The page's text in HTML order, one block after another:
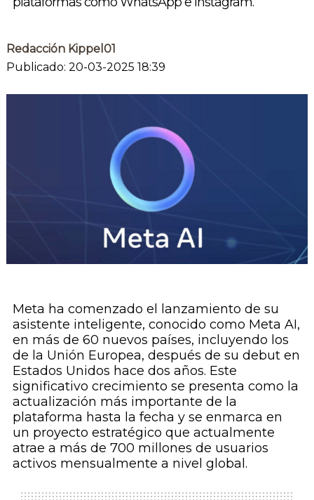
Redacción Kippel01
Publicado: 20-03-2025 18:39
Meta ha comenzado el lanzamiento de su
asistente inteligente, conocido como Meta AI,
en más de 60 nuevos países, incluyendo los
de la Unión Europea, después de su debut en
Estados Unidos hace dos años. Este
significativo crecimiento se presenta como la
actualización más importante de la
plataforma hasta la fecha y se enmarca en
un proyecto estratégico que actualmente
atrae a más de 700 millones de usuarios
activos mensualmente a nivel global.